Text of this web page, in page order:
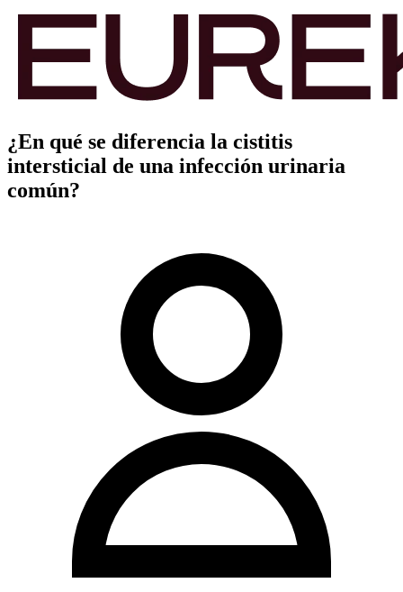
¿En qué se diferencia la cistitis
intersticial de una infección urinaria
común?